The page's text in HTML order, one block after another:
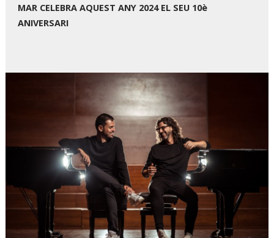
MAR CELEBRA AQUEST ANY 2024 EL SEU 10è
ANIVERSARI